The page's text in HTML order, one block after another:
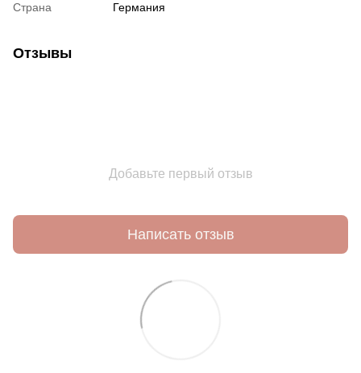
Страна Германия
Отзывы
Добавьте первый отзыв
Написать отзыв